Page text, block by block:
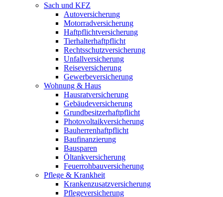
Sach und KFZ
Autoversicherung
Motorradversicherung
Haftpflichtversicherung
Tierhalterhaftpflicht
Rechtsschutzversicherung
Unfallversicherung
Reiseversicherung
Gewerbeversicherung
Wohnung & Haus
Hausratversicherung
Gebäudeversicherung
Grundbesitzerhaftpflicht
Photovoltaikversicherung
Bauherrenhaftpflicht
Baufinanzierung
Bausparen
Öltankversicherung
Feuerrohbauversicherung
Pflege & Krankheit
Krankenzusatzversicherung
Pflegeversicherung